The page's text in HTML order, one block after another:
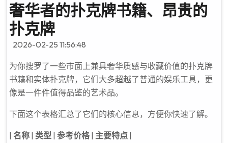
奢华者的扑克牌书籍、昂贵的
扑克牌
2026-02-25 11:56:48
为你搜罗了一些市面上兼具奢华质感与收藏价值的扑克牌
书籍和实体扑克牌，它们大多超越了普通的娱乐工具，更
像是一件件值得品鉴的艺术品。
下面这个表格汇总了它们的核心信息，方便你快速了解。
名称 类型 参考价格| 主要特点